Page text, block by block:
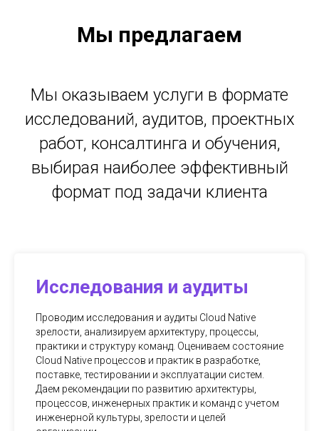
Мы предлагаем
Мы оказываем услуги в формате
исследований, аудитов, проектных
работ, консалтинга и обучения,
выбирая наиболее эффективный
формат под задачи клиента
Исследования и аудиты
Проводим исследования и аудиты Cloud Native
зрелости, анализируем архитектуру, процессы,
практики и структуру команд. Оцениваем состояние
Cloud Native процессов и практик в разработке,
поставке, тестировании и эксплуатации систем.
Даем рекомендации по развитию архитектуры,
процессов, инженерных практик и команд с учетом
инженерной культуры, зрелости и целей